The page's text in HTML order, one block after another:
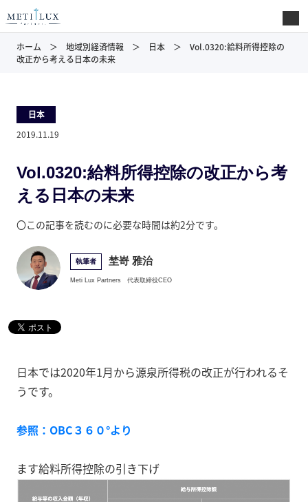
ホーム 地域別経済情報 日本
Vol.0320:給料所得控除の
改正から考える日本の未来
日本
2019.11.19
Vol.0320:給料所得控除の改正から考
える日本の未来
〇この記事を読むのに必要な時間は約2分です。
執筆者 埜嵜 雅治
Meti Lux Partners 代表取締役CEO
日本では2020年1月から源泉所得税の改正が行われるそ
うです。
参照：OBC３６０°より
ます給料所得控除の引き下げ